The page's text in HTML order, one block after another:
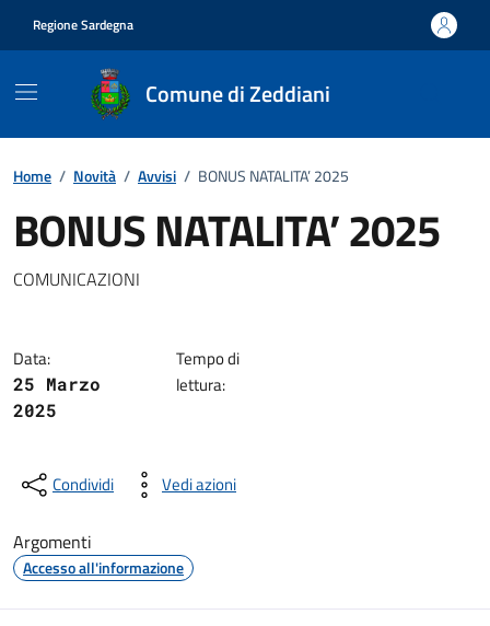
Regione Sardegna
Comune di Zeddiani
Home / Novità / Avvisi / BONUS NATALITA’ 2025
BONUS NATALITA’ 2025
Dettagli della notizia
COMUNICAZIONI
Data:
25 Marzo
2025
Tempo di
lettura:
Condividi Vedi azioni
Argomenti
Accesso all'informazione